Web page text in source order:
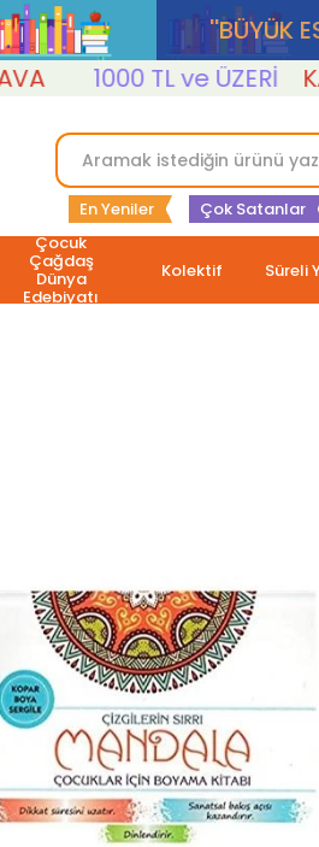
''BÜYÜK
1000 TL ve ÜZERİ
En Yeniler Çok Satanlar
Çocuk
Çağdaş
Dünya
Edebiyatı
Kolektif Süreli